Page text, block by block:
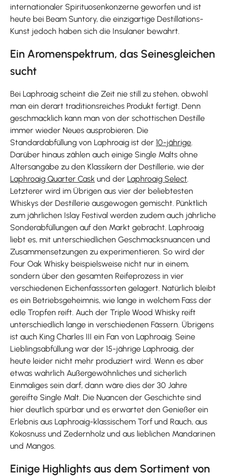
internationaler Spirituosenkonzerne geworfen und ist
heute bei Beam Suntory, die einzigartige Destillations-
Kunst jedoch haben sich die Insulaner bewahrt.
Ein Aromenspektrum, das Seinesgleichen
sucht
Bei Laphroaig scheint die Zeit nie still zu stehen, obwohl
man ein derart traditionsreiches Produkt fertigt. Denn
geschmacklich kann man von der schottischen Destille
immer wieder Neues ausprobieren. Die
Standardabfüllung von Laphroaig ist der 10-jährige
Darüber hinaus zählen auch einige Single Malts ohne
Altersangabe zu den Klassikern der Destillerie, wie der
Laphroaig Quarter Cask und der Laphroaig Select
Letzterer wird im Übrigen aus vier der beliebtesten
Whiskys der Destillerie ausgewogen gemischt. Pünktlich
zum jährlichen Islay Festival werden zudem auch jährliche
Sonderabfüllungen auf den Markt gebracht. Laphroaig
liebt es, mit unterschiedlichen Geschmacksnuancen und
Zusammensetzungen zu experimentieren. So wird der
Four Oak Whisky beispielsweise nicht nur in einem,
sondern über den gesamten Reifeprozess in vier
verschiedenen Eichenfasssorten gelagert. Natürlich bleibt
es ein Betriebsgeheimnis, wie lange in welchem Fass der
edle Tropfen reift. Auch der Triple Wood Whisky reift
unterschiedlich lange in verschiedenen Fässern. Übrigens
ist auch King Charles III ein Fan von Laphroaig. Seine
Lieblingsabfüllung war der 15-jährige Laphroaig, der
heute leider nicht mehr produziert wird. Wenn es aber
etwas wahrlich Außergewöhnliches und sicherlich
Einmaliges sein darf, dann wäre dies der 30 Jahre
gereifte Single Malt. Die Nuancen der Geschichte sind
hier deutlich spürbar und es erwartet den Genießer ein
Erlebnis aus Laphroaig-klassischem Torf und Rauch, aus
Kokosnuss und Zedernholz und aus lieblichen Mandarinen
und Mangos.
Einige Highlights aus dem Sortiment von